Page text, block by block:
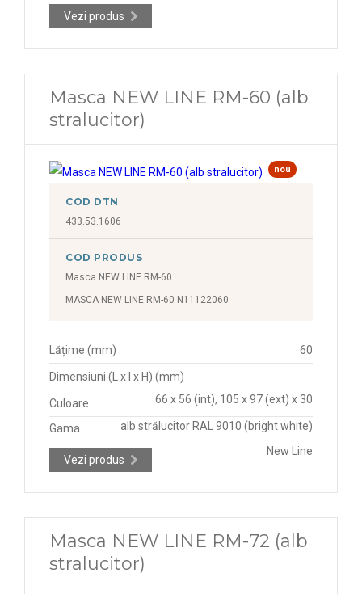
Vezi produs
Masca NEW LINE RM-60 (alb
stralucitor)
nou
COD DTN
433.53.1606
COD PRODUS
Masca NEW LINE RM-60
MASCA NEW LINE RM-60 N11122060
Lățime (mm) 60
Dimensiuni (L x l x H) (mm)
66 x 56 (int), 105 x 97 (ext) x 30
Culoare
alb strălucitor RAL 9010 (bright white)
Gama
New Line
Vezi produs
Masca NEW LINE RM-72 (alb
stralucitor)